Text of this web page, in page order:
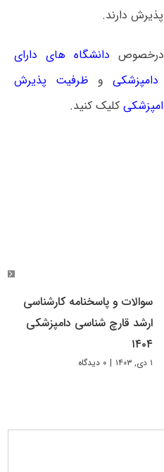
دارند.
دانشگاه های دارای
و ظرفیت پذیرش
کلیک کنید.
سوالات و پاسخنامه کارشناسی
ارشد قارچ‌ شناسی دامپزشکی
۱۴۰۴
۱ دی, ۱۴۰۳ | ۰ دیدگاه